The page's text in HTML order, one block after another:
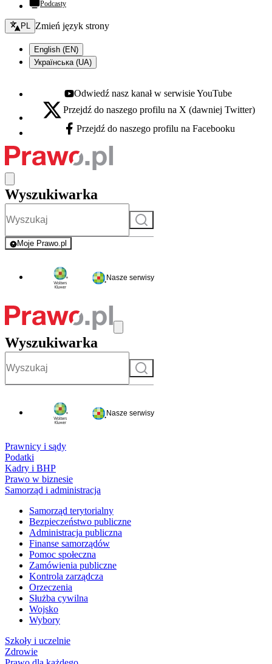
Podcasty
Zmień język - bieżący:
PL Zmień język strony
English (EN)
Українська (UA)
Youtube - otwiera się w nowej karcie
Odwiedź nasz kanał w serwisie YouTube
X - otwiera się w nowej karcie
Przejdź do naszego profilu na X (dawniej Twitter)
Facebook - otwiera się w nowej karcie
Przejdź do naszego profilu na Facebooku
Wyszukiwarka
Szukaj
Moje Prawo.pl
- rejestracja i logowanie do serwisu
Nasze serwisy
Wyszukiwarka
Szukaj
Nasze serwisy
Prawnicy i sądy
Podatki
Kadry i BHP
Prawo w biznesie
Samorząd i administracja
Samorząd terytorialny
Bezpieczeństwo publiczne
Administracja publiczna
Finanse samorządów
Pomoc społeczna
Zamówienia publiczne
Kontrola zarządcza
Orzeczenia
Służba cywilna
Wojsko
Wybory
Szkoły i uczelnie
Zdrowie